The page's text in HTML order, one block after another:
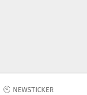
🕙 NEWSTICKER